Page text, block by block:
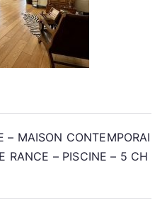
– MAISON CONTEMPORAI
RANCE – PISCINE – 5 CH